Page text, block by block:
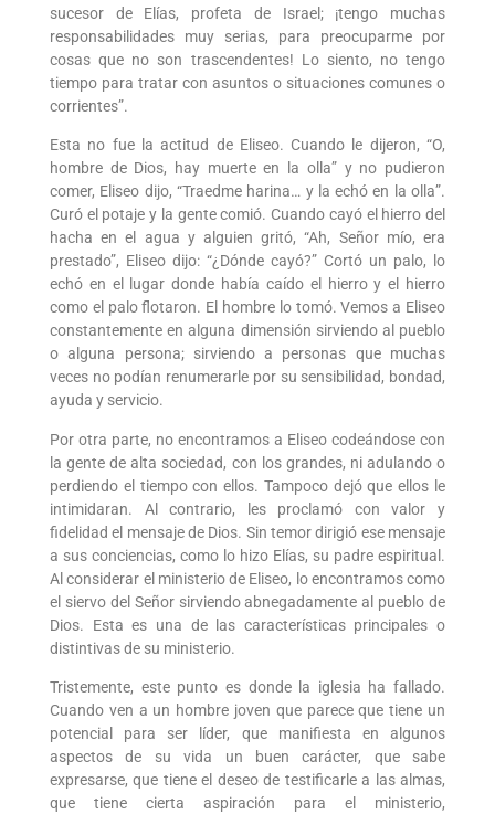
sucesor de Elías, profeta de Israel; ¡tengo muchas
responsabilidades muy serias, para preocuparme por
cosas que no son trascendentes! Lo siento, no tengo
tiempo para tratar con asuntos o situaciones comunes o
corrientes”.
Esta no fue la actitud de Eliseo. Cuando le dijeron, “O,
hombre de Dios, hay muerte en la olla” y no pudieron
comer, Eliseo dijo, “Traedme harina… y la echó en la olla”.
Curó el potaje y la gente comió. Cuando cayó el hierro del
hacha en el agua y alguien gritó, “Ah, Señor mío, era
prestado”, Eliseo dijo: “¿Dónde cayó?” Cortó un palo, lo
echó en el lugar donde había caído el hierro y el hierro
como el palo flotaron. El hombre lo tomó. Vemos a Eliseo
constantemente en alguna dimensión sirviendo al pueblo
o alguna persona; sirviendo a personas que muchas
veces no podían renumerarle por su sensibilidad, bondad,
ayuda y servicio.
Por otra parte, no encontramos a Eliseo codeándose con
la gente de alta sociedad, con los grandes, ni adulando o
perdiendo el tiempo con ellos. Tampoco dejó que ellos le
intimidaran. Al contrario, les proclamó con valor y
fidelidad el mensaje de Dios. Sin temor dirigió ese mensaje
a sus conciencias, como lo hizo Elías, su padre espiritual.
Al considerar el ministerio de Eliseo, lo encontramos como
el siervo del Señor sirviendo abnegadamente al pueblo de
Dios. Esta es una de las características principales o
distintivas de su ministerio.
Tristemente, este punto es donde la iglesia ha fallado.
Cuando ven a un hombre joven que parece que tiene un
potencial para ser líder, que manifiesta en algunos
aspectos de su vida un buen carácter, que sabe
expresarse, que tiene el deseo de testificarle a las almas,
que tiene cierta aspiración para el ministerio,